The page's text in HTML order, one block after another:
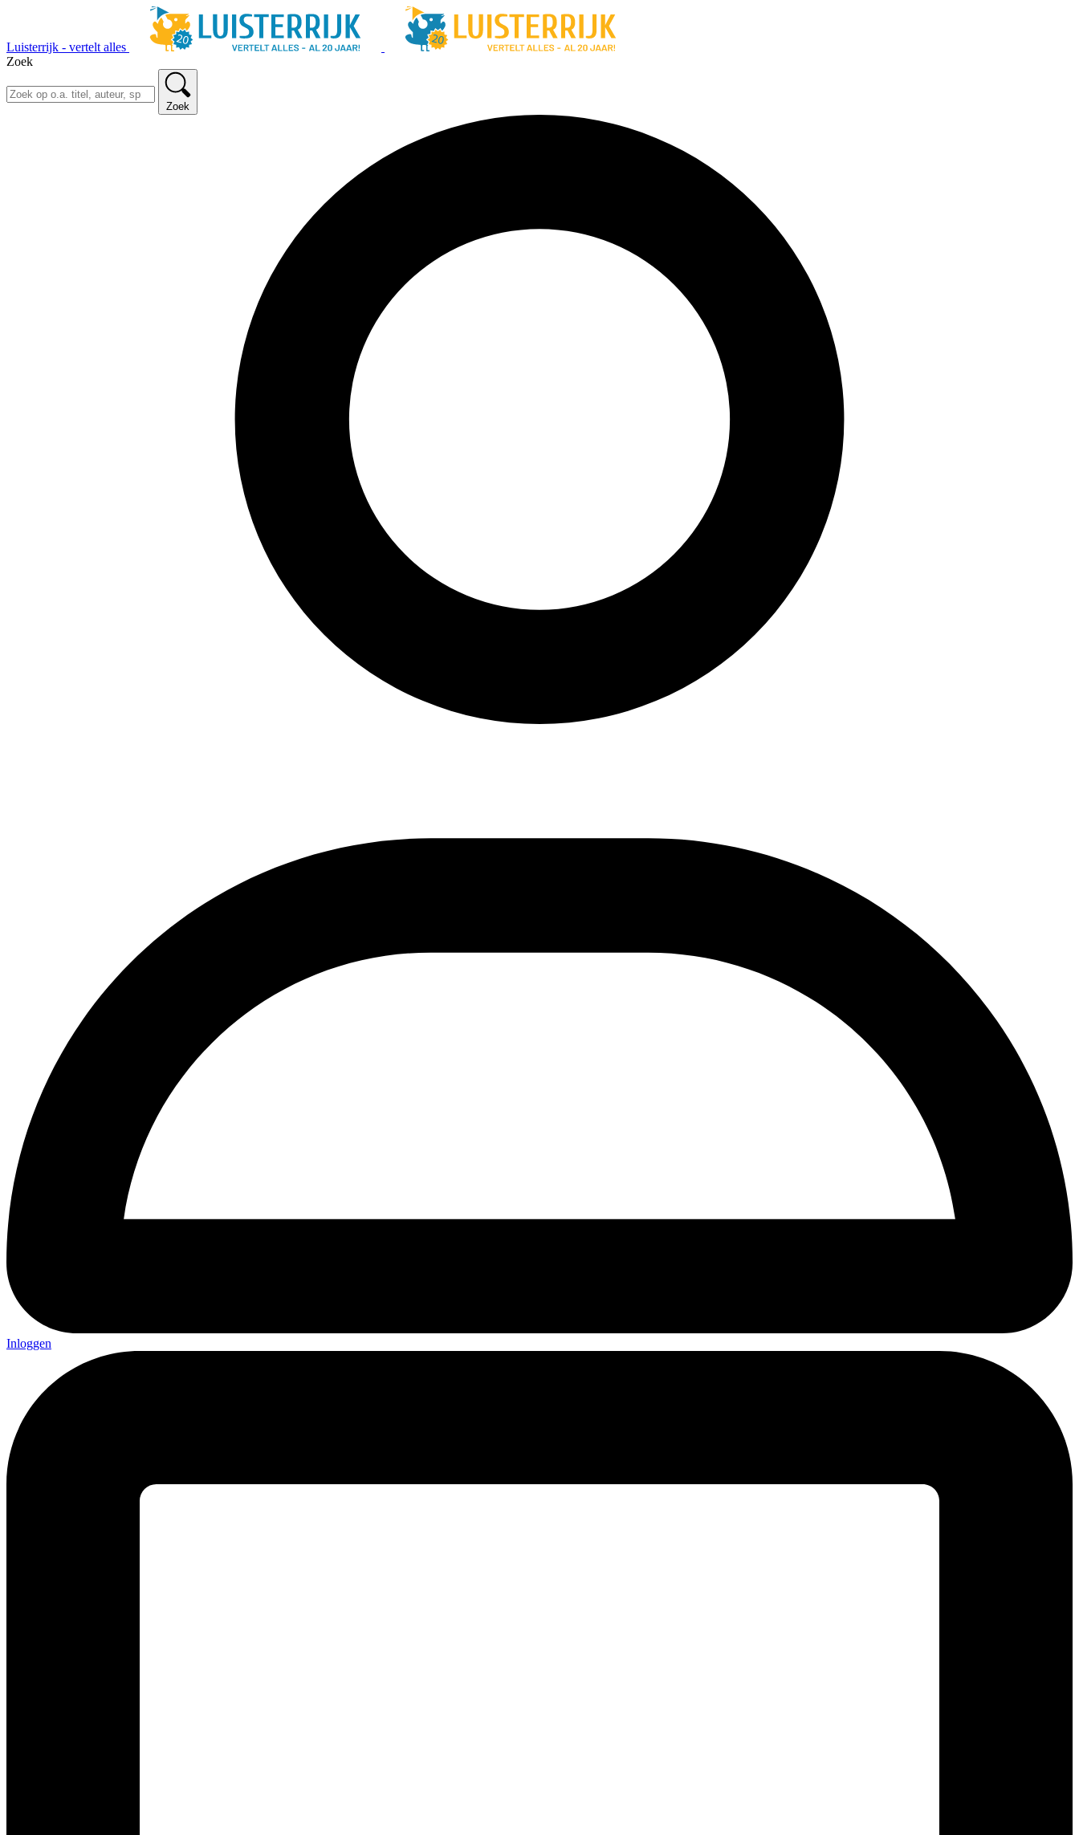
Luisterrijk - vertelt alles
Zoek
Zoek
Inloggen